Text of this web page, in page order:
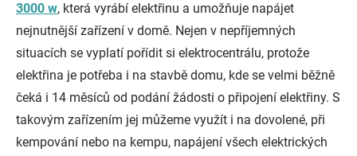
3000 w, která vyrábí elektřinu a umožňuje napájet
nejnutnější zařízení v domě. Nejen v nepříjemných
situacích se vyplatí pořídit si elektrocentrálu, protože
elektřina je potřeba i na stavbě domu, kde se velmi běžně
čeká i 14 měsíců od podání žádosti o připojení elektřiny. S
takovým zařízením jej můžeme využít i na dovolené, při
kempování nebo na kempu, napájení všech elektrických